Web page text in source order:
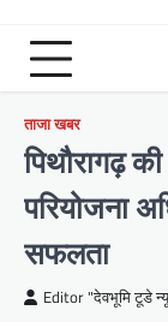
ताजा खबर
पिथौरागढ़
परियोजना
सफलता
Editor "देवभूमि टूडे